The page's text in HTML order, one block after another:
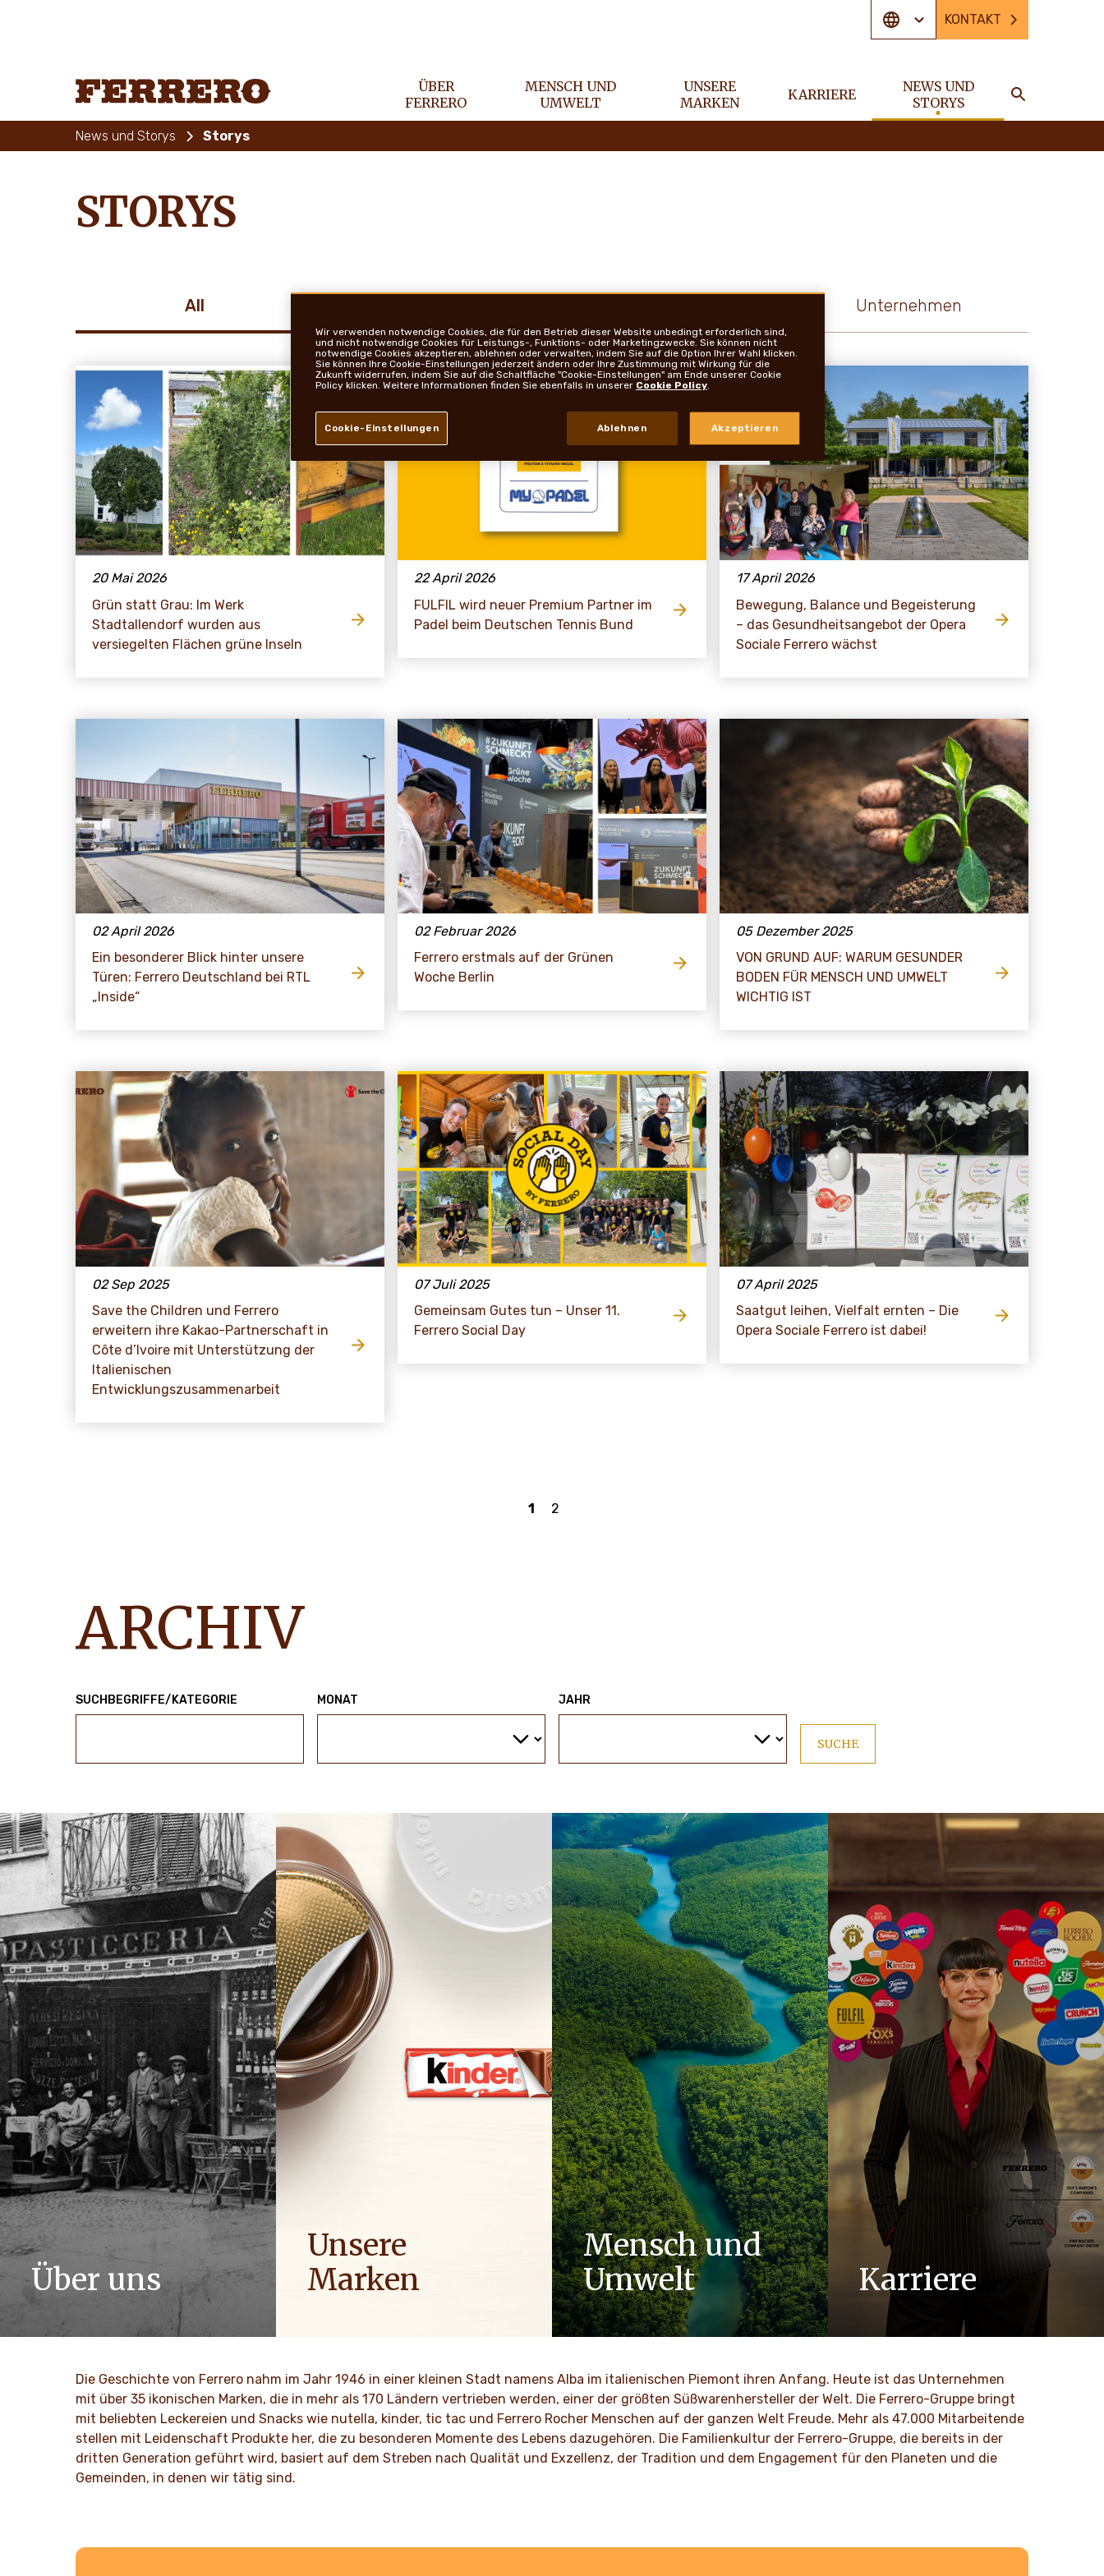
ÜBER
FERRERO
MENSCH UND
UMWELT
UNSERE
MARKEN
KARRIERE
NEWS UND
STORYS
KONTAKT
News und Storys Storys
STORYS
All Unternehmen
20 Mai 2026
Grün statt Grau: Im Werk
Stadtallendorf wurden aus
versiegelten Flächen grüne Inseln
22 April 2026
FULFIL wird neuer Premium Partner im
Padel beim Deutschen Tennis Bund
17 April 2026
Bewegung, Balance und Begeisterung
– das Gesundheitsangebot der Opera
Sociale Ferrero wächst
02 April 2026
Ein besonderer Blick hinter unsere
Türen: Ferrero Deutschland bei RTL
„Inside“
02 Februar 2026
Ferrero erstmals auf der Grünen
Woche Berlin
05 Dezember 2025
VON GRUND AUF: WARUM GESUNDER
BODEN FÜR MENSCH UND UMWELT
WICHTIG IST
02 Sep 2025
Save the Children und Ferrero
erweitern ihre Kakao-Partnerschaft in
Côte d’Ivoire mit Unterstützung der
Italienischen
Entwicklungszusammenarbeit
07 Juli 2025
Gemeinsam Gutes tun – Unser 11.
Ferrero Social Day
07 April 2025
Saatgut leihen, Vielfalt ernten – Die
Opera Sociale Ferrero ist dabei!
1 2
ARCHIV
SUCHBEGRIFFE/KATEGORIE MONAT JAHR
SUCHE
Über uns
Die Geschichte der Ferrero-Gruppe und
ihre Mission. Von den ersten Schritten
MEHR ENTDECKEN
Unsere
Marken
Alltag.
MEHR ENTDECKEN
Mensch und
Umwelt
Als Familienunternehmen sind Werte
wie Respekt, Integrität und Innovation
MEHR ENTDECKEN
Karriere
Wir bei Ferrero wissen, dass unsere
Produkte von Millionen von Menschen,
MEHR ENTDECKEN
Die Geschichte von Ferrero nahm im Jahr 1946 in einer kleinen Stadt namens Alba im italienischen Piemont ihren Anfang. Heute ist das Unternehmen
mit über 35 ikonischen Marken, die in mehr als 170 Ländern vertrieben werden, einer der größten Süßwarenhersteller der Welt. Die Ferrero-Gruppe bringt
mit beliebten Leckereien und Snacks wie nutella, kinder, tic tac und Ferrero Rocher Menschen auf der ganzen Welt Freude. Mehr als 47.000 Mitarbeitende
stellen mit Leidenschaft Produkte her, die zu besonderen Momente des Lebens dazugehören. Die Familienkultur der Ferrero-Gruppe, die bereits in der
dritten Generation geführt wird, basiert auf dem Streben nach Qualität und Exzellenz, der Tradition und dem Engagement für den Planeten und die
Gemeinden, in denen wir tätig sind.
Wir verwenden notwendige Cookies, die für den Betrieb dieser Website unbedingt erforderlich sind,
und nicht notwendige Cookies für Leistungs-, Funktions- oder Marketingzwecke. Sie können nicht
notwendige Cookies akzeptieren, ablehnen oder verwalten, indem Sie auf die Option Ihrer Wahl klicken.
Sie können Ihre Cookie-Einstellungen jederzeit ändern oder Ihre Zustimmung mit Wirkung für die
Zukunft widerrufen, indem Sie auf die Schaltfläche "Cookie-Einstellungen" am Ende unserer Cookie
Policy klicken. Weitere Informationen finden Sie ebenfalls in unserer Cookie Policy.
Cookie-Einstellungen Ablehnen Akzeptieren